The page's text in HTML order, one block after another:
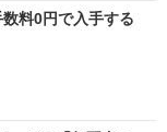
料0円で入手する